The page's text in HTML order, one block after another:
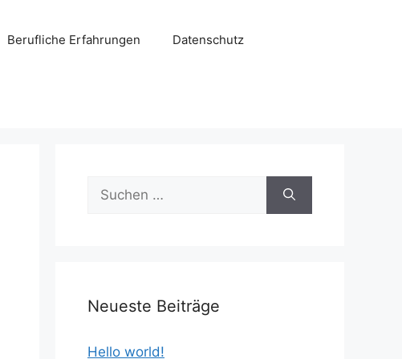
Berufliche Erfahrungen Datenschutz
Suchen
nach:
Neueste Beiträge
Hello world!